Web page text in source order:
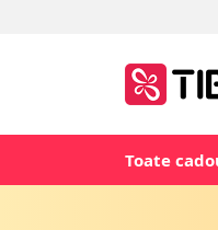
Toate